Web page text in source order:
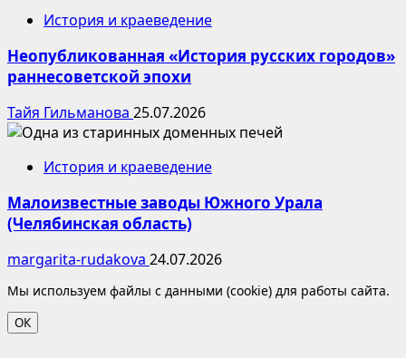
История и краеведение
Неопубликованная «История русских городов»
раннесоветской эпохи
Тайя Гильманова 25.07.2026
История и краеведение
Малоизвестные заводы Южного Урала
(Челябинская область)
margarita-rudakova 24.07.2026
Мы используем файлы с данными (cookie) для работы сайта.
ОК